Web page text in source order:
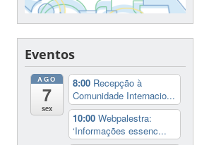
Eventos
AGO
7
sex
8:00 Recepção à
Comunidade Internacio...
10:00Webpalestra:
‘Informações essenc...